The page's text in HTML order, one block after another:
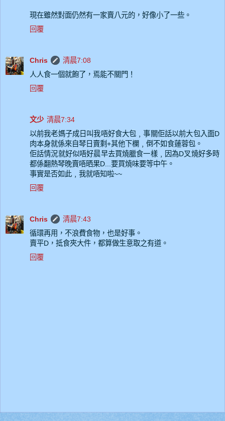
現在雖然對面仍然有一家賣八元的，好像小了一些。
回覆
Chris
清晨7:08
人人食一個就飽了，焉能不關門！
回覆
文少 清晨7:34
以前我老媽子成日叫我唔好食大包﹐事關佢話以前大包入面D
肉本身就係來自琴日賣剩+其他下欄﹐倒不如食蓮蓉包。
佢話情況就好似唔好晨早去買燒臘食一樣﹐因為D叉燒好多時
都係翻熱琴晚賣唔晒果D...要買燒味要等中午。
事實是否如此﹐我就唔知啦~~
回覆
Chris
清晨7:43
循環再用，不浪費食物，也是好事。
賣平D，抵食夾大件，都算做生意取之有道。
回覆